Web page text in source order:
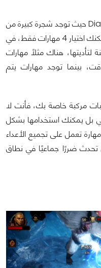
الأمر مختلف تمامًا في Diablo Immortal حيث توجد شجرة كبيرة من
المهارات التي يمكن استخدامها ولكن يمكنك اختيار 4 مهارات فقط، في
هناك مثلًا مهارات
بينما توجد مهارات يتم
مركبة خاصة بك، فأنت لا
بل يمكنك استخدامها بشكل
تعمل على تجميع الأعداء
ضررًا جماعيًا في نطاق